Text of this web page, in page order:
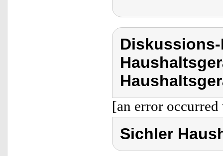
[an error
Sichler